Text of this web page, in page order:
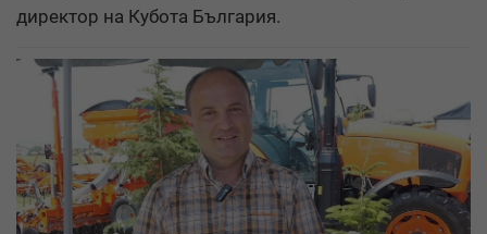
директор на Кубота България.